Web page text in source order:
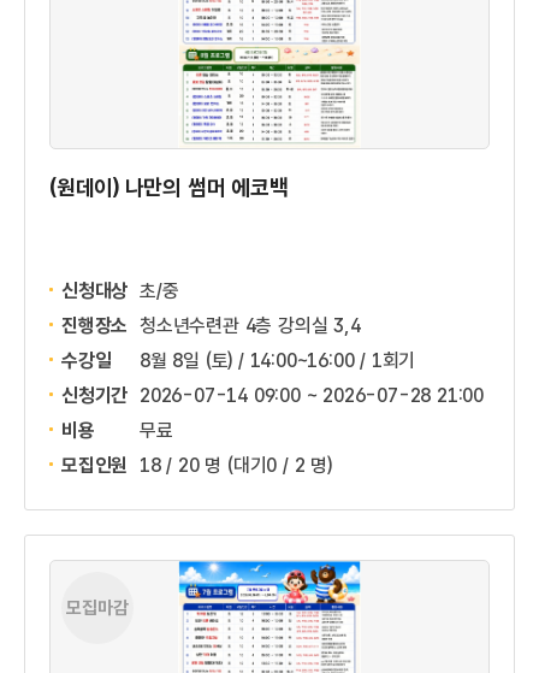
(원데이) 나만의 썸머 에코백
신청대상 초/중
진행장소 청소년수련관 4층 강의실 3,4
수강일
8월 8일 (토) / 14:00~16:00 / 1회기
신청기간 2026-07-14 09:00 ~ 2026-07-28 21:00
비용
무료
모집인원
18 / 20 명 (대기0 / 2 명)
모집마감